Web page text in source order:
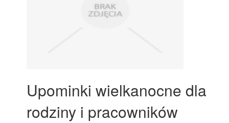
Upominki wielkanocne dla
rodziny i pracowników